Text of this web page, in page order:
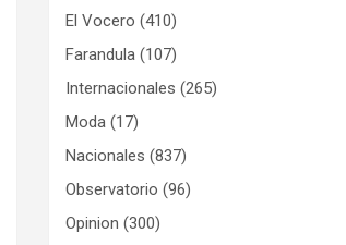
El Vocero (410)
Farandula (107)
Internacionales (265)
Moda (17)
Nacionales (837)
Observatorio (96)
Opinion (300)